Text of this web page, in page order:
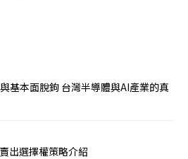
台灣半導體與AI產業的真
出選擇權策略介紹